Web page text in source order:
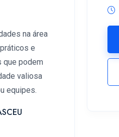
na área
e
que podem
valiosa
equipes.